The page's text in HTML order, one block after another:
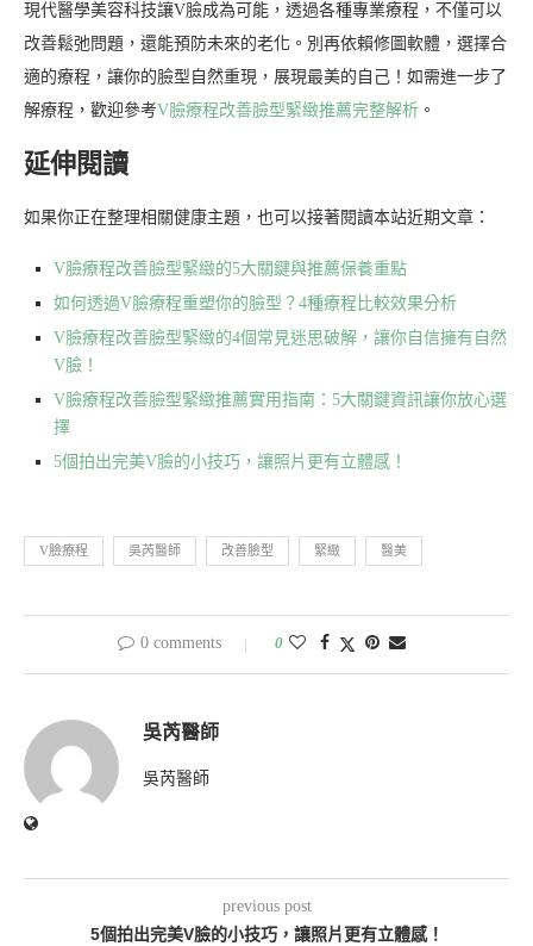
現代醫學美容科技讓V臉成為可能，透過各種專業療程，不僅可以
改善鬆弛問題，還能預防未來的老化。別再依賴修圖軟體，選擇合
適的療程，讓你的臉型自然重現，展現最美的自己！如需進一步了
解療程，歡迎參考V臉療程改善臉型緊緻推薦完整解析 。
延伸閱讀
如果你正在整理相關健康主題，也可以接著閱讀本站近期文章：
V臉療程改善臉型緊緻的5大關鍵與推薦保養重點
如何透過V臉療程重塑你的臉型？4種療程比較效果分析
V臉療程改善臉型緊緻的4個常見迷思破解，讓你自信擁有自然
V臉！
V臉療程改善臉型緊緻推薦實用指南：5大關鍵資訊讓你放心選
擇
5個拍出完美V臉的小技巧，讓照片更有立體感！
V臉療程 吳芮醫師 改善臉型 緊緻 醫美
0 comments 0
吳芮醫師
吳芮醫師
previous post
5個拍出完美V臉的小技巧，讓照片更有立體感！